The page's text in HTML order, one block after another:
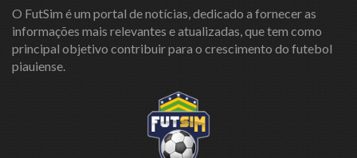
O FutSim é um portal de notícias, dedicado a fornecer as
informações mais relevantes e atualizadas, que tem como
principal objetivo contribuir para o crescimento do futebol
piauiense.